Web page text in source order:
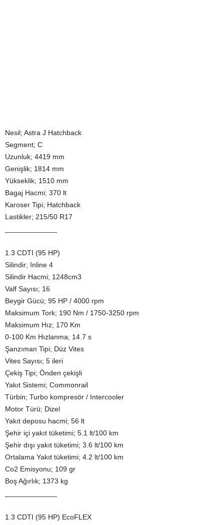
Nesil; Astra J Hatchback
Segment; C
Uzunluk; 4419 mm
Genişlik; 1814 mm
Yükseklik; 1510 mm
Bagaj Hacmi; 370 lt
Karoser Tipi; Hatchback
Lastikler; 215/50 R17
1.3 CDTI (95 HP)
Silindir; Inline 4
Silindir Hacmi; 1248cm3
Valf Sayısı; 16
Beygir Gücü; 95 HP / 4000 rpm
Maksimum Tork; 190 Nm / 1750-3250 rpm
Maksimum Hız; 170 Km
0-100 Km Hızlanma; 14.7 s
Şanzıman Tipi; Düz Vites
Vites Sayısı; 5 ileri
Çekiş Tipi; Önden çekişli
Yakıt Sistemi; Commonrail
Türbin; Turbo kompresör / Intercooler
Motor Türü; Dizel
Yakıt deposu hacmi; 56 lt
Şehir içi yakıt tüketimi; 5.1 lt/100 km
Şehir dışı yakıt tüketimi; 3.6 lt/100 km
Ortalama Yakıt tüketimi; 4.2 lt/100 km
Co2 Emisyonu; 109 gr
Boş Ağırlık; 1373 kg
1.3 CDTI (95 HP) EcoFLEX